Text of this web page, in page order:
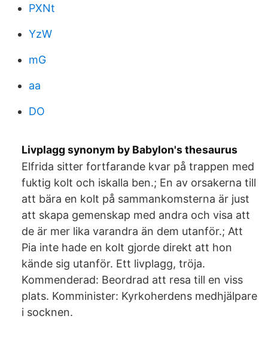
PXNt
YzW
mG
aa
DO
Livplagg synonym by Babylon's thesaurus
Elfrida sitter fortfarande kvar på trappen med
fuktig kolt och iskalla ben.; En av orsakerna till
att bära en kolt på sammankomsterna är just
att skapa gemenskap med andra och visa att
de är mer lika varandra än dem utanför.; Att
Pia inte hade en kolt gjorde direkt att hon
kände sig utanför. Ett livplagg, tröja.
Kommenderad: Beordrad att resa till en viss
plats. Komminister: Kyrkoherdens medhjälpare
i socknen.